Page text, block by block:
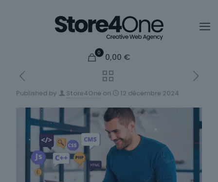
0 0,00 €
Published by Store4One on 12 décembre 2024